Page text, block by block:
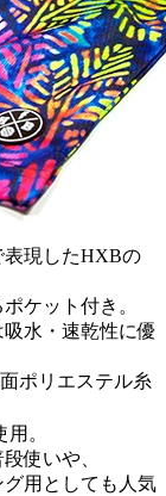
表現したHXBの
ケット付き。
水・速乾性に優
ポリエステル糸
用。
使いや、
用としても人気